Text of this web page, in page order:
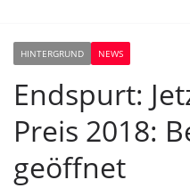
HINTERGRUND NEWS
Endspurt:
Preis 2018:
geöffnet